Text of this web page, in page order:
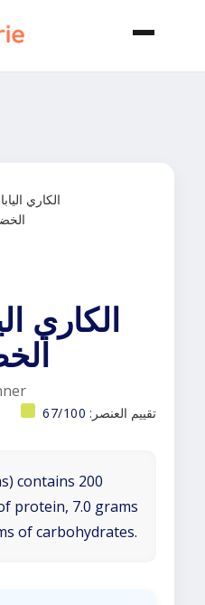
الكاري
تقييم العنصر: 67/100
contains 200
protein, 7.0 grams
of carbohydrates.